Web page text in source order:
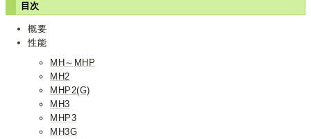
目次
概要
性能
MH～MHP
MH2
MHP2(G)
MH3
MHP3
MH3G